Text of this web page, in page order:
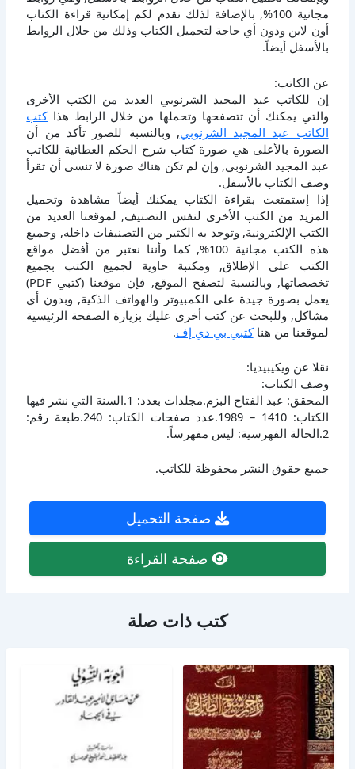
مجانية 100%, بالإضافة لذلك نقدم لكم إمكانية قراءة الكتاب
أون لاين ودون أي حاجة لتحميل الكتاب وذلك من خلال الروابط
بالأسفل أيضاً.
عن الكاتب:
إن للكاتب عبد المجيد الشرنوبي العديد من الكتب الأخرى
والتي يمكنك أن تتصفحها وتحملها من خلال الرابط هذاكتب
الكاتب عبد المجيد الشرنوبي, وبالنسبة للصور تأكد من أن
الصورة بالأعلى هي صورة كتاب شرح الحكم العطائية للكاتب
عبد المجيد الشرنوبي, وإن لم تكن هناك صورة لا تنسى أن تقرأ
وصف الكتاب بالأسفل.
إذا إستمتعت بقراءة الكتاب يمكنك أيضاً مشاهدة وتحميل
المزيد من الكتب الأخرى لنفس التصنيف, لموقعنا العديد من
الكتب الإلكترونية, وتوجد به الكثير من التصنيفات داخله, وجميع
هذه الكتب مجانية 100%, كما وأننا نعتبر من أفضل مواقع
الكتب على الإطلاق, ومكتبة حاوية لجميع الكتب بجميع
تخصصاتها, وبالنسبة لتصفح الموقع, فإن موقعنا (كتبي PDF)
يعمل بصورة جيدة على الكمبيوتر والهواتف الذكية, وبدون أي
مشاكل, وللبحث عن كتب أخرى عليك بزيارة الصفحة الرئيسية
لموقعنا من هناكتبي بي دي إف.
نقلا عن ويكيبيديا:
وصف الكتاب:
المحقق: عبد الفتاح البزم.مجلدات بعدد: 1.السنة التي نشر فيها
الكتاب: 1410 – 1989.عدد صفحات الكتاب: 240.طبعة رقم:
2.الحالة الفهرسية: ليس مفهرساً.
جميع حقوق النشر محفوظة للكاتب.
صفحة التحميل
صفحة القراءة
كتب ذات صلة